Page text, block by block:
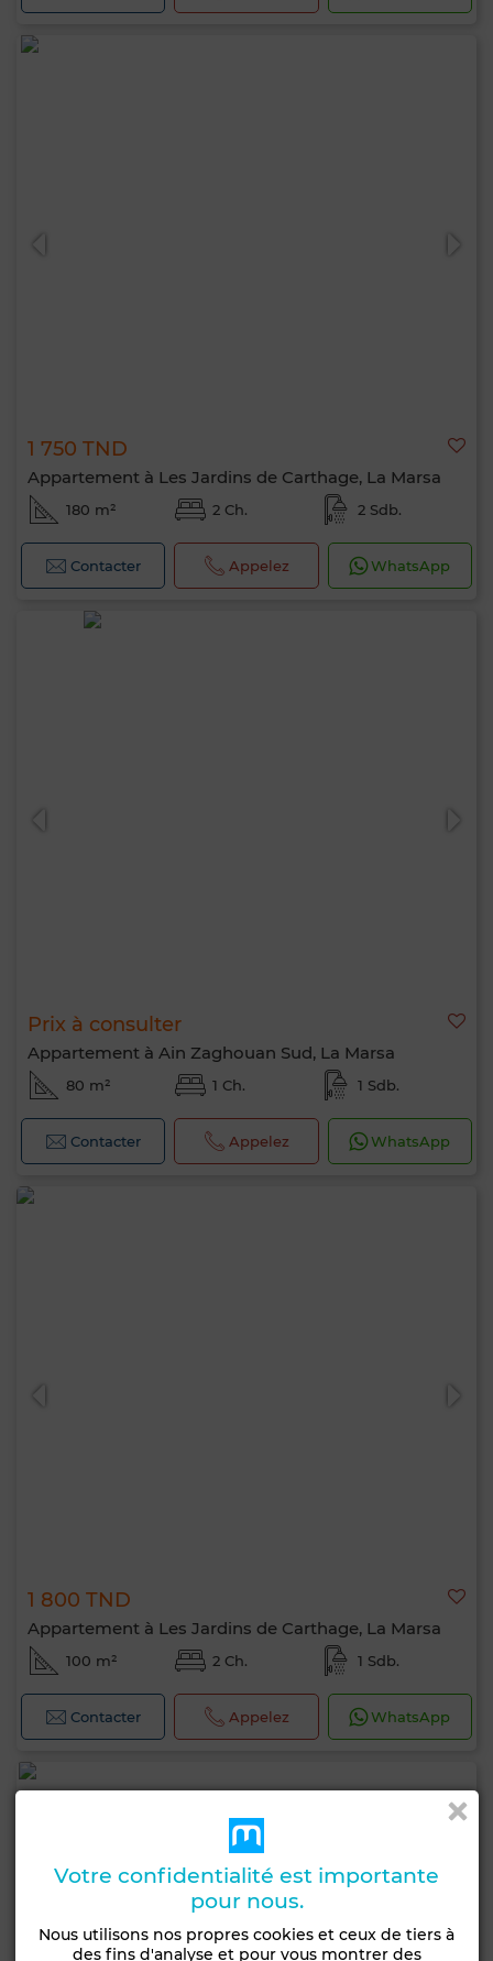
1 750 TND
Appartement à Les Jardins de Carthage, La Marsa
180 m² 2 Ch. 2 Sdb.
Contacter Appelez WhatsApp
Prix à consulter
Appartement à Ain Zaghouan Sud, La Marsa
80 m² 1 Ch. 1 Sdb.
Contacter Appelez WhatsApp
1 800 TND
Appartement à Les Jardins de Carthage, La Marsa
100 m² 2 Ch. 1 Sdb.
Contacter Appelez WhatsApp
Votre confidentialité est importante
pour nous.
Nous utilisons nos propres cookies et ceux de tiers à
des fins d'analyse et pour vous montrer des